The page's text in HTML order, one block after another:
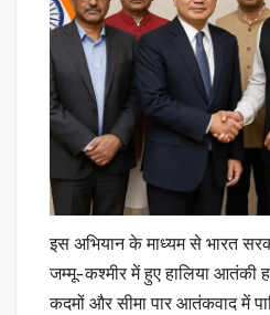
इस अभियान के माध्यम से भारत
जम्मू-कश्मीर में हुए हालिया आतंकी
कदमों और सीमा पार आतंकवाद में